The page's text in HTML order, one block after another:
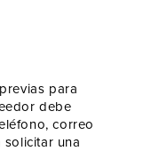
para
debe
correo
una